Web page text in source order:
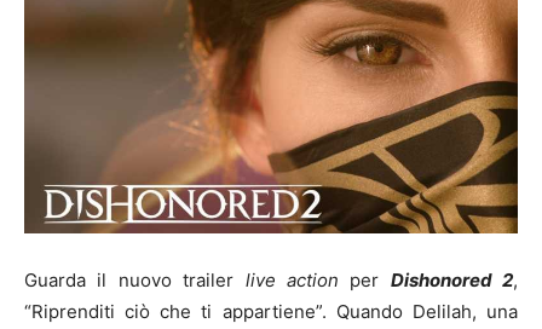
Guarda il nuovo trailer live action per Dishonored 2,
“Riprenditi ciò che ti appartiene”. Quando Delilah, una